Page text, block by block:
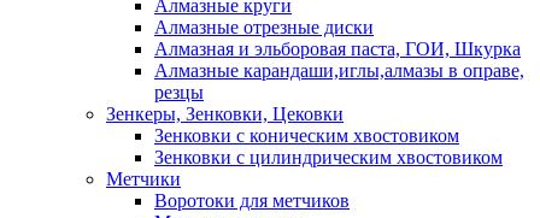
Алмазные круги
Алмазные отрезные диски
Алмазная и эльборовая паста, ГОИ, Шкурка
Алмазные карандаши,иглы,алмазы в оправе,
резцы
Зенкеры, Зенковки, Цековки
Зенковки с коническим хвостовиком
Зенковки с цилиндрическим хвостовиком
Метчики
Воротоки для метчиков